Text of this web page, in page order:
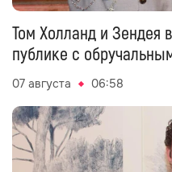
Том Холланд и Зендея
публике с
07 августа 06:58